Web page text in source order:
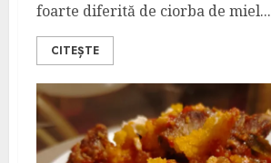
foarte diferită de ciorba de miel...
CITEȘTE